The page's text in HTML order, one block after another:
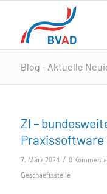
Blog - Aktuelle
ZI –
Praxissoftware
7. März 2024 / 0
Geschaeftsstelle